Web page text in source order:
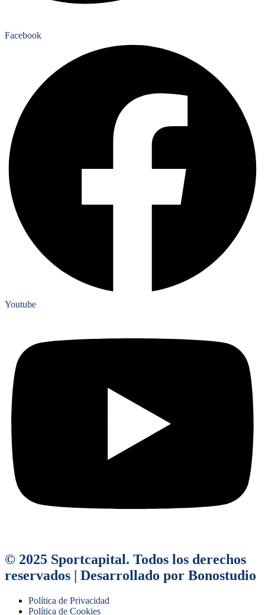
Facebook
Youtube
© 2025 Sportcapital. Todos los derechos
reservados | Desarrollado por Bonostudio
Política de Privacidad
Política de Cookies